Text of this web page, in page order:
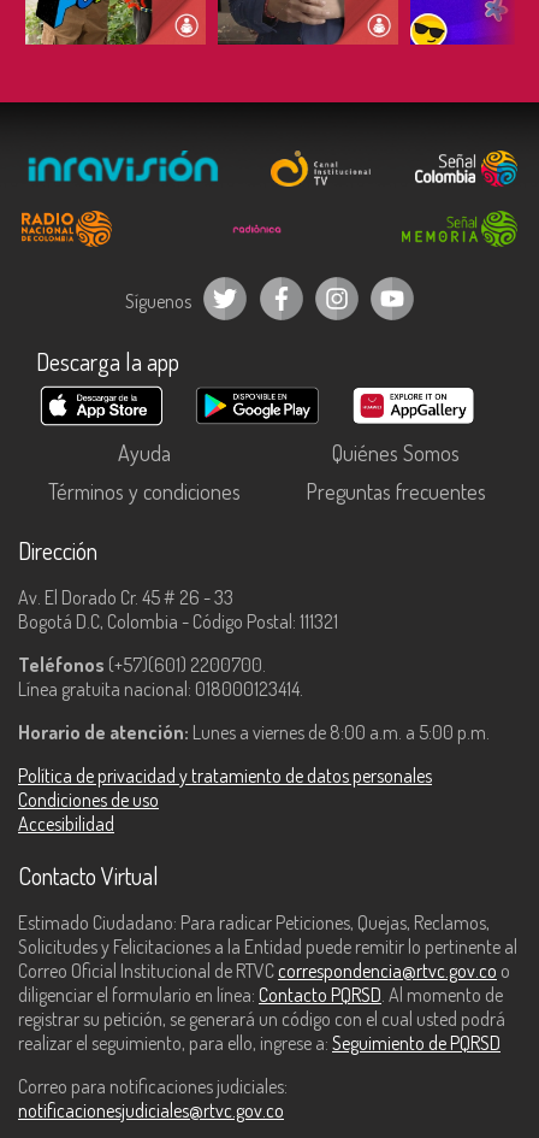
ESCUCHAR ESCUCHAR
Síguenos
Descarga la app
Ayuda
Quiénes Somos
Términos y condiciones
Preguntas frecuentes
Dirección
Av. El Dorado Cr. 45 # 26 - 33
Bogotá D.C, Colombia - Código Postal: 111321
Teléfonos (+57)(601) 2200700.
Línea gratuita nacional: 018000123414.
Horario de atención: Lunes a viernes de 8:00 a.m. a 5:00 p.m.
Política de privacidad y tratamiento de datos personales
Condiciones de uso
Accesibilidad
Contacto Virtual
Estimado Ciudadano: Para radicar Peticiones, Quejas, Reclamos,
Solicitudes y Felicitaciones a la Entidad puede remitir lo pertinente al
Correo Oficial Institucional de RTVC correspondencia@rtvc.gov.co o
diligenciar el formulario en línea: Contacto PQRSD. Al momento de
registrar su petición, se generará un código con el cual usted podrá
realizar el seguimiento, para ello, ingrese a: Seguimiento de PQRSD
Correo para notificaciones judiciales:
notificacionesjudiciales@rtvc.gov.co